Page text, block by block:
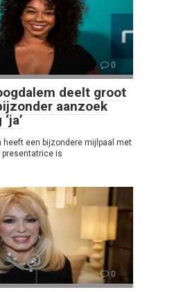
0
deelt groot
aanzoek
heeft een bijzondere mijlpaal met
presentatrice is
0